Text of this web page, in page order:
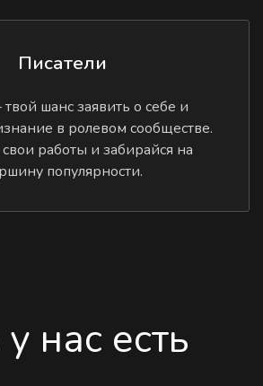
Писатели
шанс заявить о себе и
в ролевом сообществе.
работы и забирайся на
популярности.
нас есть